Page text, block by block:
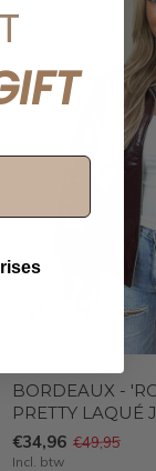
BORDEAUX -
PRETTY LAQUÉ
€34,96 €49,95
Incl. btw